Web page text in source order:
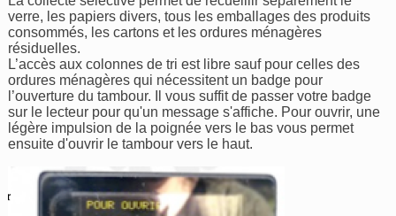
verre, les papiers divers, tous les emballages des produits
consommés, les cartons et les ordures ménagères
résiduelles.
L’accès aux colonnes de tri est libre sauf pour celles des
ordures ménagères qui nécessitent un badge pour
l’ouverture du tambour. Il vous suffit de passer votre badge
sur le lecteur pour qu'un message s'affiche. Pour ouvrir, une
légère impulsion de la poignée vers le bas vous permet
ensuite d'ouvrir le tambour vers le haut.